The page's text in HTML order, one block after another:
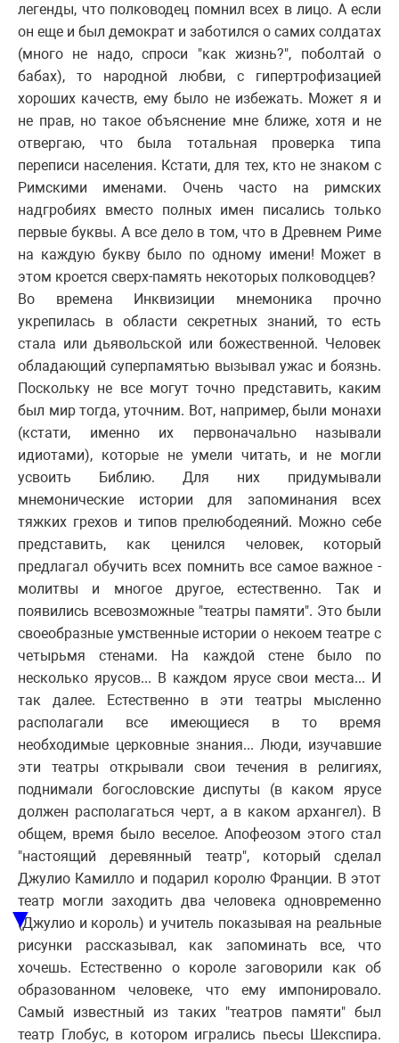
легенды, что полководец помнил всех в лицо. А если
он еще и был демократ и заботился о самих солдатах
(много не надо, спроси "как жизнь?", поболтай о
бабах), то народной любви, с гипертрофизацией
хороших качеств, ему было не избежать. Может я и
не прав, но такое объяснение мне ближе, хотя и не
отвергаю, что была тотальная проверка типа
переписи населения. Кстати, для тех, кто не знаком с
Римскими именами. Очень часто на римских
надгробиях вместо полных имен писались только
первые буквы. А все дело в том, что в Древнем Риме
на каждую букву было по одному имени! Может в
этом кроется сверх-память некоторых полководцев?
Во времена Инквизиции мнемоника прочно
укрепилась в области секретных знаний, то есть
стала или дьявольской или божественной. Человек
обладающий суперпамятью вызывал ужас и боязнь.
Поскольку не все могут точно представить, каким
был мир тогда, уточним. Вот, например, были монахи
(кстати, именно их первоначально называли
идиотами), которые не умели читать, и не могли
усвоить Библию. Для них придумывали
мнемонические истории для запоминания всех
тяжких грехов и типов прелюбодеяний. Можно себе
представить, как ценился человек, который
предлагал обучить всех помнить все самое важное -
молитвы и многое другое, естественно. Так и
появились всевозможные "театры памяти". Это были
своеобразные умственные истории о некоем театре с
четырьмя стенами. На каждой стене было по
несколько ярусов... В каждом ярусе свои места... И
так далее. Естественно в эти театры мысленно
располагали все имеющиеся в то время
необходимые церковные знания... Люди, изучавшие
эти театры открывали свои течения в религиях,
поднимали богословские диспуты (в каком ярусе
должен располагаться черт, а в каком архангел). В
общем, время было веселое. Апофеозом этого стал
"настоящий деревянный театр", который сделал
Джулио Камилло и подарил королю Франции. В этот
театр могли заходить два человека одновременно
(Джулио и король) и учитель показывая на реальные
рисунки рассказывал, как запоминать все, что
хочешь. Естественно о короле заговорили как об
образованном человеке, что ему импонировало.
Самый известный из таких "театров памяти" был
театр Глобус, в котором игрались пьесы Шекспира.
▼